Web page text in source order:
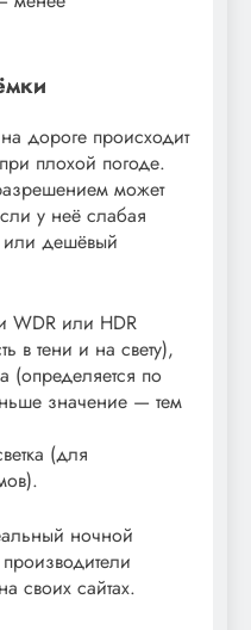
дороге происходит
плохой погоде.
может
у неё слабая
или дешёвый
WDR или HDR
в тени и на свету),
(определяется по
значение — тем
(для
ночной
своих сайтах.